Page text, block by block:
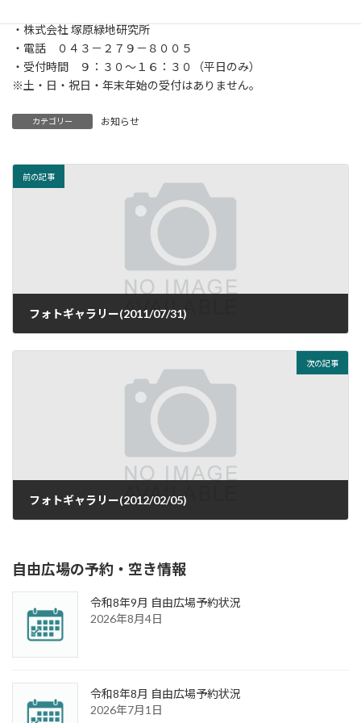
・株式会社 塚原緑地研究所
・電話 ０４３－２７９－８００５
・受付時間 ９：３０～１６：３０（平日のみ）
※土・日・祝日・年末年始の受付はありません。
カテゴリー お知らせ
前の記事
フォトギャラリー(2011/07/31)
次の記事
フォトギャラリー(2012/02/05)
自由広場の予約・空き情報
令和8年9月 自由広場予約状況
2026年8月4日
令和8年8月 自由広場予約状況
2026年7月1日